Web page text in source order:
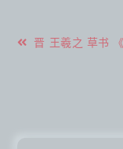
文 晋 王羲之 草书